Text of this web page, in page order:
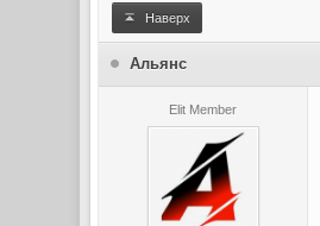
Наверх
Альянс
Elit Member